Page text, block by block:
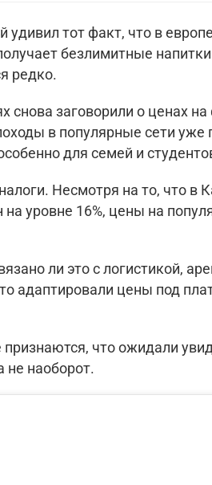
удивил тот факт, что в
безлимитные
редко.
снова заговорили о ценах
в популярные сети уже
для семей и
Несмотря на то, что в
на уровне 16%, цены на
ли это с логистикой,
адаптировали цены под
что ожидали
не наоборот.